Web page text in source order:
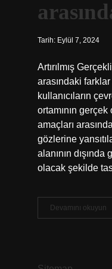
Tarih: Eylül 7, 2024
Artırılmış
arasındaki
kullanıcıların
ortamının
amaçları
gözlerine
alanının
olacak şekilde
Devamını okuyun